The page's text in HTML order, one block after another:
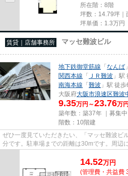
所在階：8階
坪数：14.79坪｜
坪単価： 1.3万円
賃貸｜店舗事務所 マッセ難波ビル
地下鉄御堂筋線 「なんば
関西本線 「 ＪＲ難波 」駅
南海本線 「難波 」駅 徒
大阪府大阪市浪速区難波
9.35万円～23.76万円
築年数：築37年 ｜募集中
階数：10階建
ぜひ一度見ていただきたい、「マッセ難波ビ
分です。駐車場までの距離は30mです。周辺
ります。10階建てで、街並みに溶...
14.52万円
(管理費・共益費